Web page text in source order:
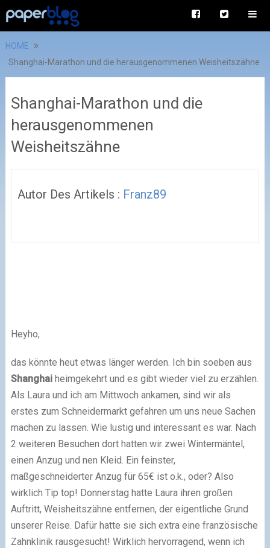
HOME
Shanghai-Marathon und die herausgenommenen Weisheitszähne
Shanghai-Marathon und die
herausgenommenen
Weisheitszähne
Autor Des Artikels : Franz89
Heyho,
das könnte heut etwas länger werden. Ich bin soeben aus
Shanghaiheimgekehrt und es gibt wieder viel zu erzählen.
Als Laura und ich am Mittwoch ankamen, sind wir als
erstes zum Schneidermarkt gefahren um uns neue Sachen
machen zu lassen. Wie lustig und interessant es war. Nach
2 weiteren Besuchen dort hatten wir zwei Wintermäntel,
einen Anzug und nen Kleid. Ein feinster,
maßgeschneiderter Anzug für 65€ ist o.k., oder? Also
wirklich Tip top! Donnerstag hatte Laura ihren großen
Auftritt, Weisheitszähne entfernen, der eigentliche Grund
unserer Reise. Dafür hatte sie sich extra eine französische
Zahnklinik rausgesucht! Wirklich hervorragend, wenn ich